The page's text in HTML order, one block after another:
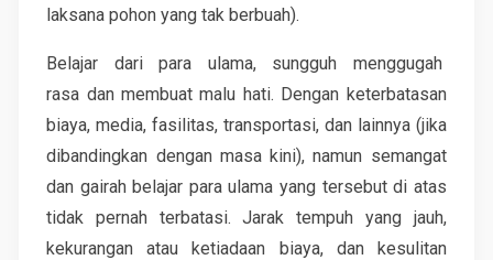
laksana pohon yang tak berbuah).
Belajar dari para ulama, sungguh menggugah
rasa dan membuat malu hati. Dengan keterbatasan
biaya, media, fasilitas, transportasi, dan lainnya (jika
dibandingkan dengan masa kini), namun semangat
dan gairah belajar para ulama yang tersebut di atas
tidak pernah terbatasi. Jarak tempuh yang jauh,
kekurangan atau ketiadaan biaya, dan kesulitan